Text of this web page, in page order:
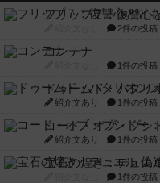
フリップ７：復讐心
2件の投稿
コンテナ
1件の投稿
ドゥームド・バタリ
紹介文あり 1件の投稿
コード・オブ・ブシ
紹介文あり 1件の投稿
宝石の煌き：デュエ
1件の投稿